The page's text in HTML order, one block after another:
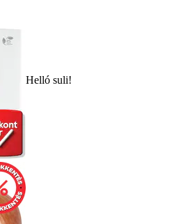
Helló suli!